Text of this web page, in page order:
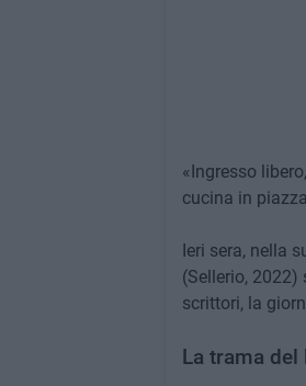
«Ingresso
cucina in
Ieri sera, nella
(Sellerio,
scrittori, la
La trama del